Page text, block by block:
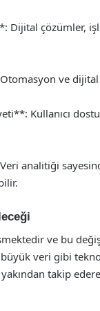
Dijital çözümler,
ve dijital
Kullanıcı
analitiği
ve bu
veri gibi
takip